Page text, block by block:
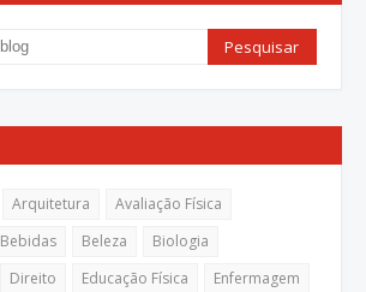
Arquitetura
Avaliação Física
Bebidas Beleza
Biologia
Direito Educação Física
Enfermagem